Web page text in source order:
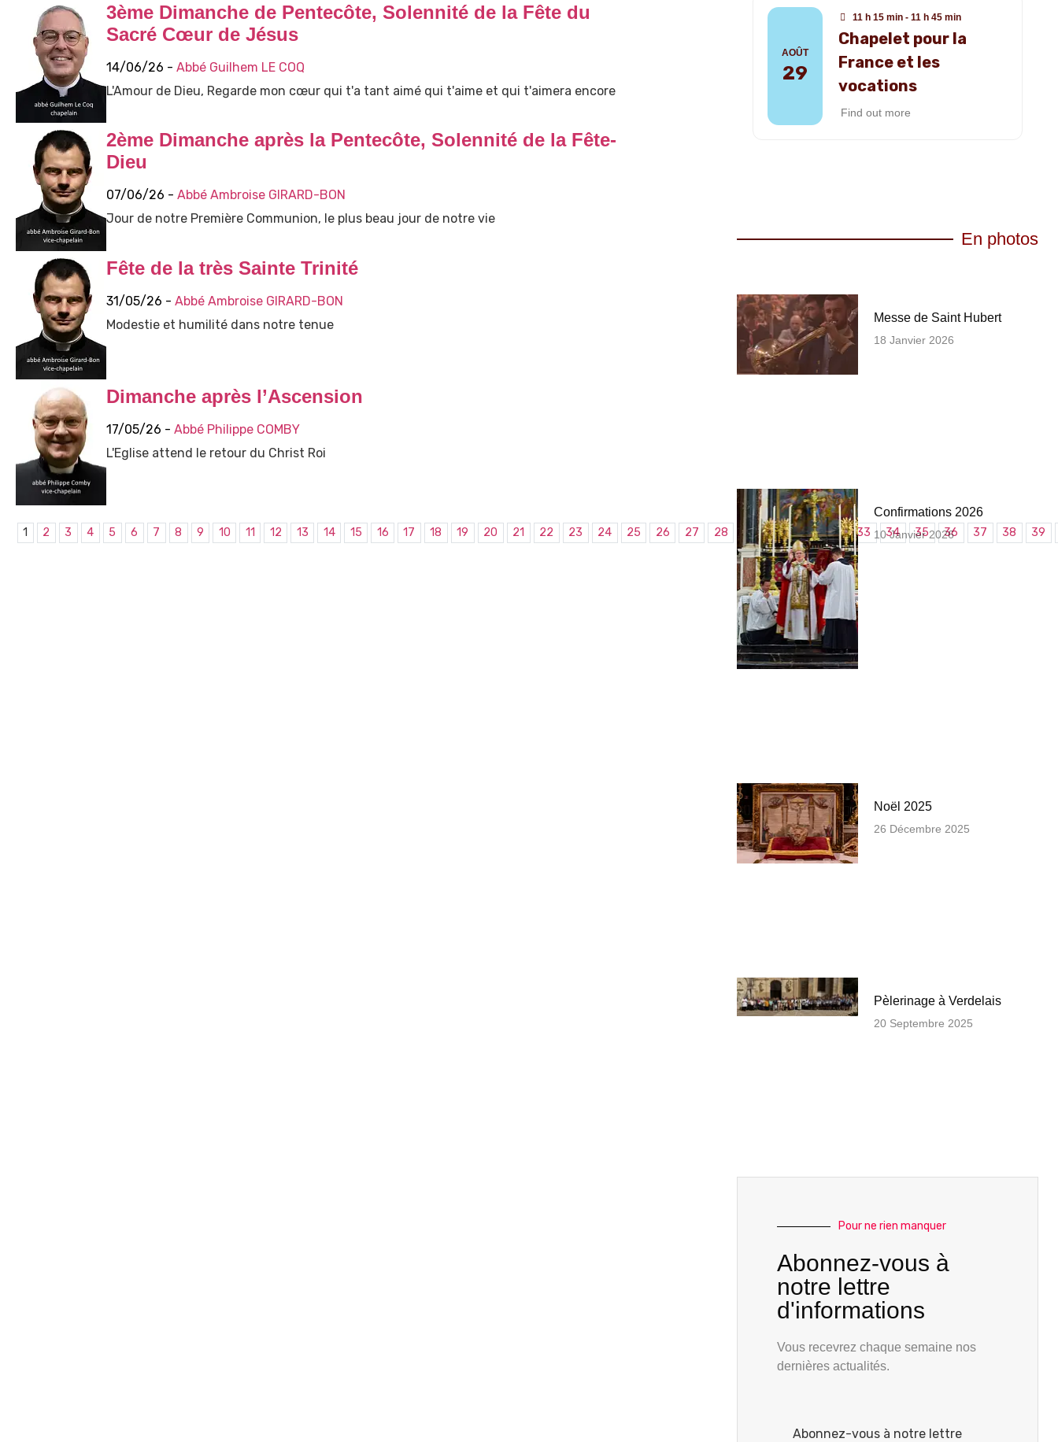
3ème Dimanche de Pentecôte, Solennité de la Fête du
Sacré Cœur de Jésus
14/06/26 - Abbé Guilhem LE COQ
L'Amour de Dieu, Regarde mon cœur qui t'a tant aimé qui t'aime et qui t'aimera encore
2ème Dimanche après la Pentecôte, Solennité de la Fête-
Dieu
07/06/26 - Abbé Ambroise GIRARD-BON
Jour de notre Première Communion, le plus beau jour de notre vie
Fête de la très Sainte Trinité
31/05/26 - Abbé Ambroise GIRARD-BON
Modestie et humilité dans notre tenue
Dimanche après l’Ascension
17/05/26 - Abbé Philippe COMBY
L'Eglise attend le retour du Christ Roi
1 2 3 4 5 6 7 8 9 10 11 12 13 14 15 16 17 18 19 20 21 22 23 24 25 26 27 28 29 30 31 32 33 34 35 36 37 38 39
AOÛT
29
11 h 15 min - 11 h 45 min
Chapelet pour la
France et les
vocations
Find out more
En photos
Messe de Saint Hubert
18 Janvier 2026
Confirmations 2026
10 Janvier 2026
Noël 2025
26 Décembre 2025
Pèlerinage à Verdelais
20 Septembre 2025
Pour ne rien manquer
Abonnez-vous à
notre lettre
d'informations
Vous recevrez chaque semaine nos
dernières actualités.
Abonnez-vous à notre lettre